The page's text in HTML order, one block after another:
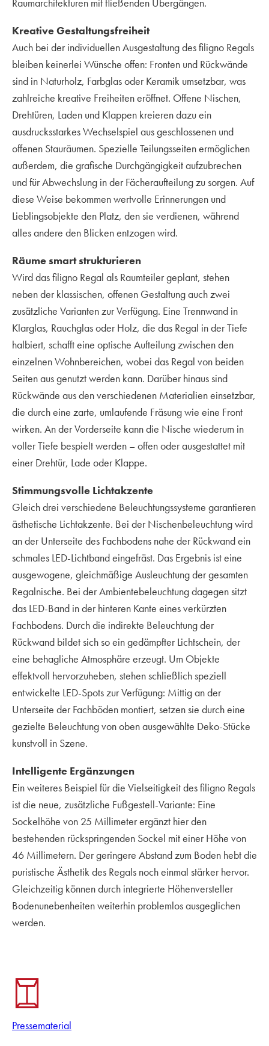
Raumarchitekturen mit fließenden Übergängen.
Kreative Gestaltungsfreiheit
Auch bei der individuellen Ausgestaltung des filigno Regals
bleiben keinerlei Wünsche offen: Fronten und Rückwände
sind in Naturholz, Farbglas oder Keramik umsetzbar, was
zahlreiche kreative Freiheiten eröffnet. Offene Nischen,
Drehtüren, Laden und Klappen kreieren dazu ein
ausdrucksstarkes Wechselspiel aus geschlossenen und
offenen Stauräumen. Spezielle Teilungsseiten ermöglichen
außerdem, die grafische Durchgängigkeit aufzubrechen
und für Abwechslung in der Fächeraufteilung zu sorgen. Auf
diese Weise bekommen wertvolle Erinnerungen und
Lieblingsobjekte den Platz, den sie verdienen, während
alles andere den Blicken entzogen wird.
Räume smart strukturieren
Wird das filigno Regal als Raumteiler geplant, stehen
neben der klassischen, offenen Gestaltung auch zwei
zusätzliche Varianten zur Verfügung. Eine Trennwand in
Klarglas, Rauchglas oder Holz, die das Regal in der Tiefe
halbiert, schafft eine optische Aufteilung zwischen den
einzelnen Wohnbereichen, wobei das Regal von beiden
Seiten aus genutzt werden kann. Darüber hinaus sind
Rückwände aus den verschiedenen Materialien einsetzbar,
die durch eine zarte, umlaufende Fräsung wie eine Front
wirken. An der Vorderseite kann die Nische wiederum in
voller Tiefe bespielt werden – offen oder ausgestattet mit
einer Drehtür, Lade oder Klappe.
Stimmungsvolle Lichtakzente
Gleich drei verschiedene Beleuchtungssysteme garantieren
ästhetische Lichtakzente. Bei der Nischenbeleuchtung wird
an der Unterseite des Fachbodens nahe der Rückwand ein
schmales LED-Lichtband eingefräst. Das Ergebnis ist eine
ausgewogene, gleichmäßige Ausleuchtung der gesamten
Regalnische. Bei der Ambientebeleuchtung dagegen sitzt
das LED-Band in der hinteren Kante eines verkürzten
Fachbodens. Durch die indirekte Beleuchtung der
Rückwand bildet sich so ein gedämpfter Lichtschein, der
eine behagliche Atmosphäre erzeugt. Um Objekte
effektvoll hervorzuheben, stehen schließlich speziell
entwickelte LED-Spots zur Verfügung: Mittig an der
Unterseite der Fachböden montiert, setzen sie durch eine
gezielte Beleuchtung von oben ausgewählte Deko-Stücke
kunstvoll in Szene.
Intelligente Ergänzungen
Ein weiteres Beispiel für die Vielseitigkeit des filigno Regals
ist die neue, zusätzliche Fußgestell-Variante: Eine
Sockelhöhe von 25 Millimeter ergänzt hier den
bestehenden rückspringenden Sockel mit einer Höhe von
46 Millimetern. Der geringere Abstand zum Boden hebt die
puristische Ästhetik des Regals noch einmal stärker hervor.
Gleichzeitig können durch integrierte Höhenversteller
Bodenunebenheiten weiterhin problemlos ausgeglichen
werden.
Pressematerial